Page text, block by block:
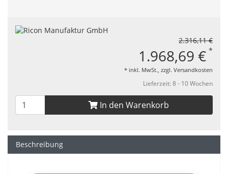
2.316,11 €
1.968,69 € *
* inkl. MwSt., zzgl. Versandkosten
Lieferzeit: 8 - 10 Wochen
In den Warenkorb
Beschreibung